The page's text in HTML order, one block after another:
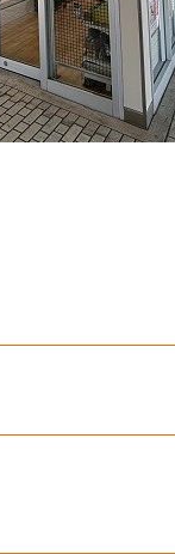
ードのご購入に
は、お客さまと各
す。